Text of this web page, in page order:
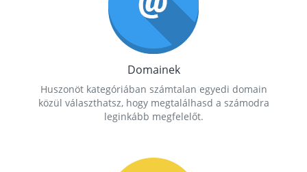
Domainek
Huszonöt kategóriában számtalan egyedi domain
közül választhatsz, hogy megtalálhasd a számodra
leginkább megfelelőt.